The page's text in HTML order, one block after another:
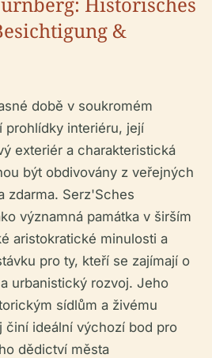
&
době v soukromém
prohlídky interiéru, její
exteriér a charakteristická
být obdivovány z veřejných
zdarma. Serz'Sches
významná památka v širším
aristokratické minulosti a
pro ty, kteří se zajímají o
urbanistický rozvoj. Jeho
sídlům a živému
činí ideální výchozí bod pro
dědictví města